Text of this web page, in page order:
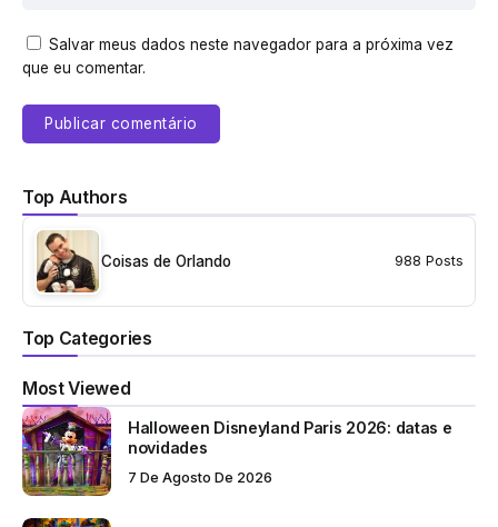
Salvar meus dados neste navegador para a próxima vez
que eu comentar.
Top Authors
Coisas de Orlando 988 Posts
Top Categories
Most Viewed
Halloween Disneyland Paris 2026: datas e
novidades
7 De Agosto De 2026